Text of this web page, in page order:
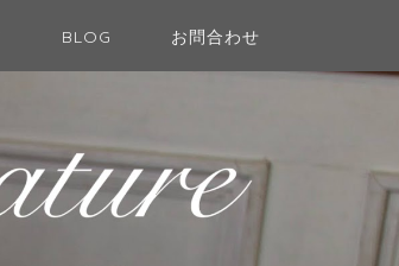
BLOG お問合わせ